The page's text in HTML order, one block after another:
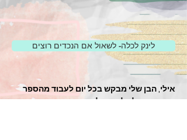
לינק לכלה- לשאול אם הנכדים רוצים
אילי, הבן שלי מבקש בכל יום לעבוד מהספר
המקסים שלך לאהוב לכתוב